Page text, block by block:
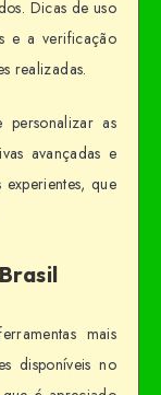
Dicas de uso
e a verificação
realizadas.
as
avançadas e
que
mais
disponíveis no